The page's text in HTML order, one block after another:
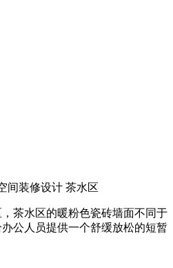
间装修设计 茶水区
茶水区的暖粉色瓷砖墙面不同于
公人员提供一个舒缓放松的短暂